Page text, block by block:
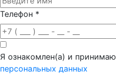
Телефон *
Я ознакомлен(а) и принимаю
персональных данных